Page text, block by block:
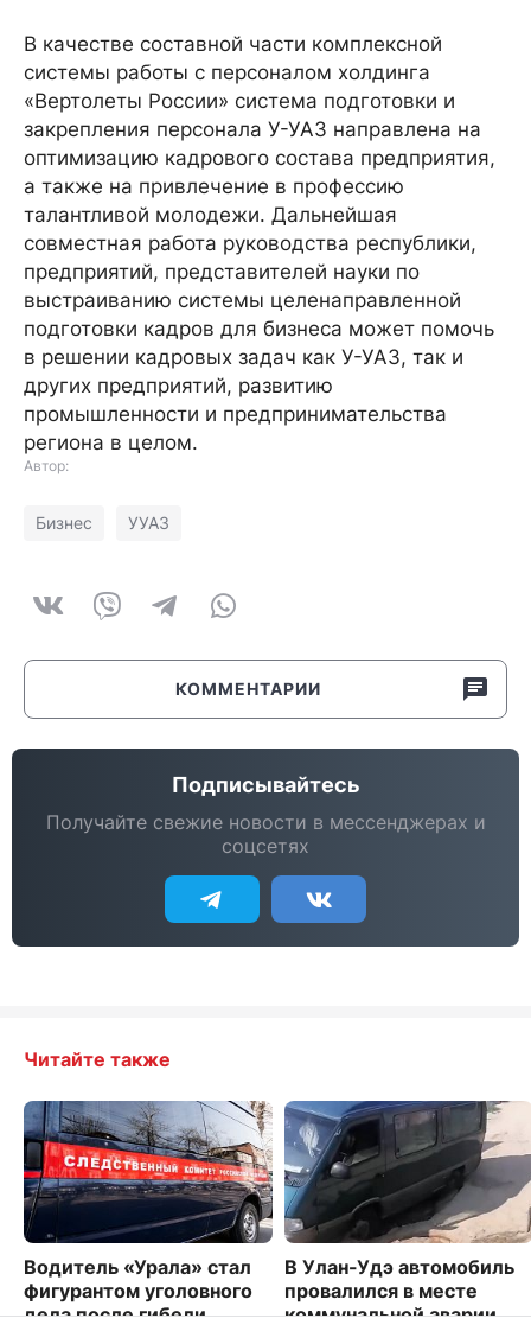
В качестве составной части комплексной
системы работы с персоналом холдинга
«Вертолеты России» система подготовки и
закрепления персонала У-УАЗ направлена на
оптимизацию кадрового состава предприятия,
а также на привлечение в профессию
талантливой молодежи. Дальнейшая
совместная работа руководства республики,
предприятий, представителей науки по
выстраиванию системы целенаправленной
подготовки кадров для бизнеса может помочь
в решении кадровых задач как У-УАЗ, так и
других предприятий, развитию
промышленности и предпринимательства
региона в целом.
Автор:
Бизнес УУАЗ
КОММЕНТАРИИ
Подписывайтесь
Получайте свежие новости в мессенджерах и
соцсетях
Читайте также
Водитель «Урала» стал
фигурантом уголовного
дела после гибели
В Улан-Удэ автомобиль
провалился в месте
коммунальной аварии